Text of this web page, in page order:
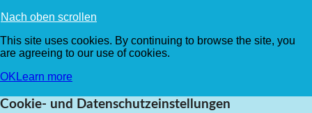
Nach oben scrollen
This site uses cookies. By continuing to browse the site, you
are agreeing to our use of cookies.
OK Learn more
Cookie- und Datenschutzeinstellungen